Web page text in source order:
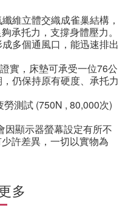
維立體交織成雀巢結構，
承托力，支撐身體壓力。
多個通風口，能迅速排出
實，床墊可承受一位76公
仍保持原有硬度、承托力
勞測試 (750N , 80,000次)
因顯示器螢幕設定有所不
許差異，一切以實物為
多